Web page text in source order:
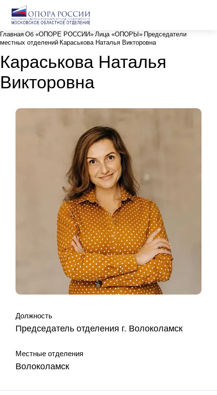
Главная Об «ОПОРЕ РОССИИ» Лица «ОПОРЫ» Председатели
местных отделений Караськова Наталья Викторовна
Караськова Наталья
Викторовна
Должность
Председатель отделения г. Волоколамск
Местные отделения
Волоколамск